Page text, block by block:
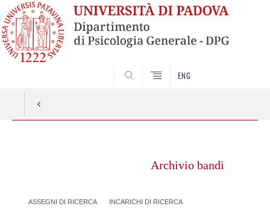
ENG
Archivio bandi
ASSEGNI DI RICERCA INCARICHI DI RICERCA